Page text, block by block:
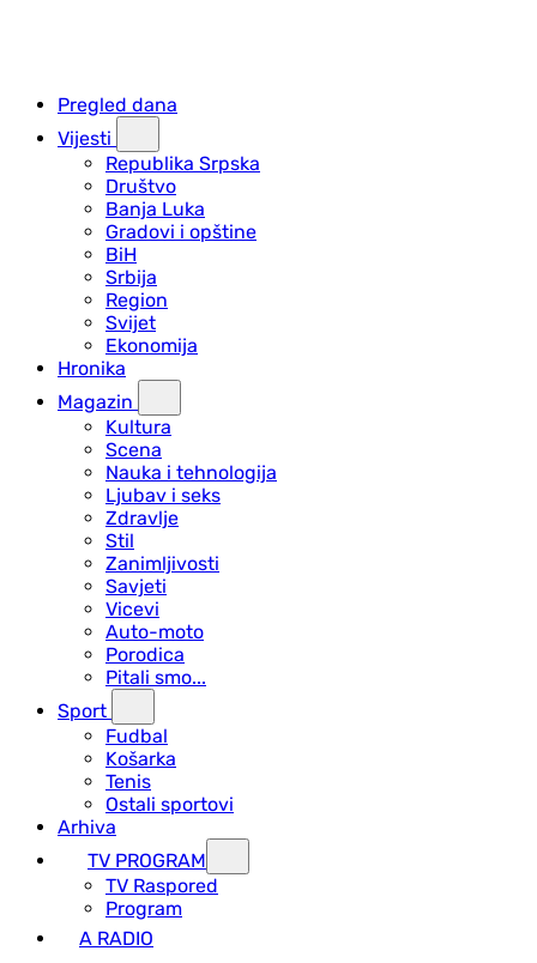
Pregled dana
Vijesti
Republika Srpska
Društvo
Banja Luka
Gradovi i opštine
BiH
Srbija
Region
Svijet
Ekonomija
Hronika
Magazin
Kultura
Scena
Nauka i tehnologija
Ljubav i seks
Zdravlje
Stil
Zanimljivosti
Savjeti
Vicevi
Auto-moto
Porodica
Pitali smo...
Sport
Fudbal
Košarka
Tenis
Ostali sportovi
Arhiva
TV PROGRAM
ТV Raspored
Program
A RADIO